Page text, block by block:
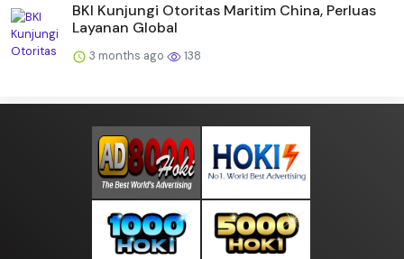
BKI Kunjungi Otoritas Maritim China, Perluas
Layanan Global
3 months ago 138